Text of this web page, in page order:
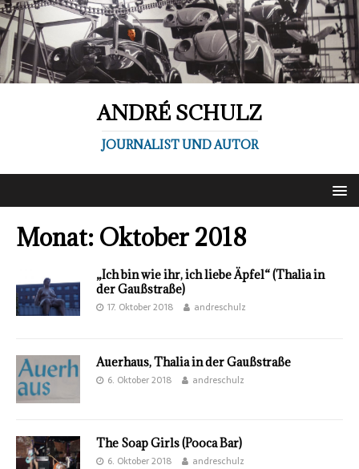
ANDRÉ SCHULZ
JOURNALIST UND AUTOR
Monat: Oktober 2018
„Ich bin wie ihr, ich liebe Äpfel“ (Thalia in
der Gaußstraße)
17. Oktober 2018 andreschulz
Auerhaus, Thalia in der Gaußstraße
6. Oktober 2018 andreschulz
The Soap Girls (Pooca Bar)
6. Oktober 2018 andreschulz